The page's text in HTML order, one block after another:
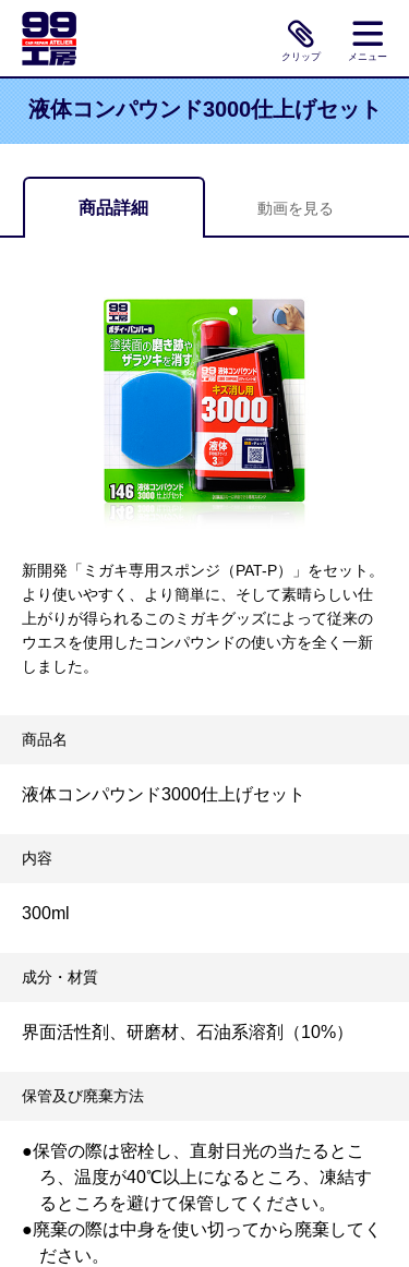
クリップ メニュー
液体コンパウンド3000仕上げセット
商品詳細 動画を見る
新開発「ミガキ専用スポンジ（PAT-P）」をセット。
より使いやすく、より簡単に、そして素晴らしい仕
上がりが得られるこのミガキグッズによって従来の
ウエスを使用したコンパウンドの使い方を全く一新
しました。
商品名
液体コンパウンド3000仕上げセット
内容
300ml
成分・材質
界面活性剤、研磨材、石油系溶剤（10%）
保管及び廃棄方法
●保管の際は密栓し、直射日光の当たるとこ
ろ、温度が40℃以上になるところ、凍結す
るところを避けて保管してください。
●廃棄の際は中身を使い切ってから廃棄してく
ださい。